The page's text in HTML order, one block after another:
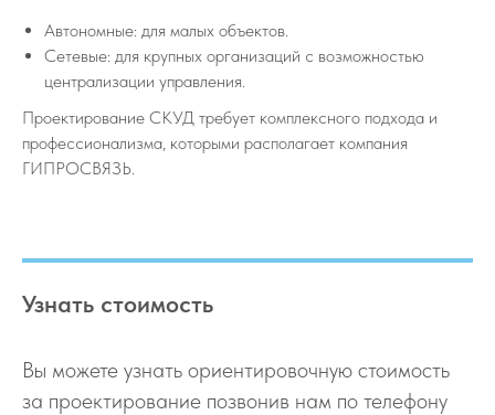
Автономные: для малых объектов.
Сетевые: для крупных организаций с возможностью
централизации управления.
Проектирование СКУД требует комплексного подхода и
профессионализма, которыми располагает компания
ГИПРОСВЯЗЬ.
Узнать стоимость
Вы можете узнать ориентировочную стоимость
за проектирование позвонив нам по телефону